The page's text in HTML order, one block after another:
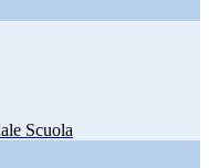
Scuola